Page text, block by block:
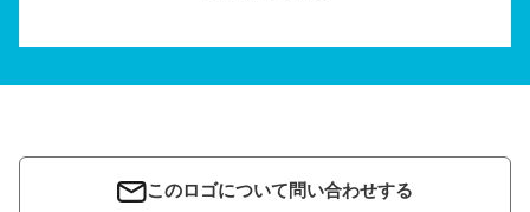
このロゴについて問い合わせする